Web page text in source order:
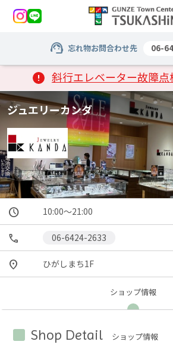
斜行エレベーター故障
忘れ物お問合わせ先 06-
ジュエリーカンダ
10:00～21:00
06-6424-2633
ひがしまち1F
ショップ情報
Shop Detail ショップ情報